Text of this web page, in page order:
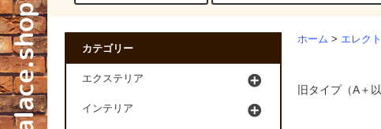
ホーム > エレク
旧タイプ（A＋
カテゴリー
エクステリア
インテリア